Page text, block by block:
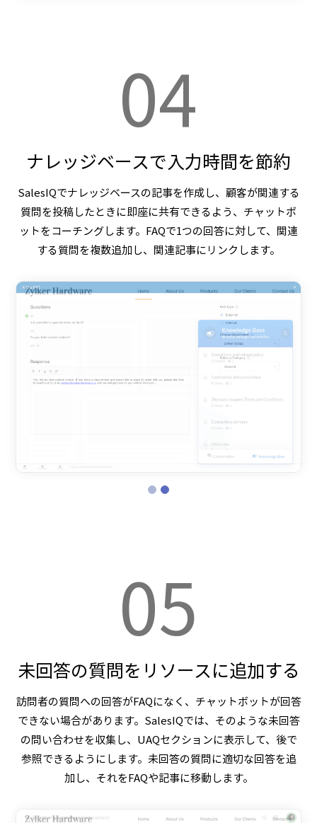
04
ナレッジベースで入力時間を節約
SalesIQでナレッジベースの記事を作成し、顧客が関連する
質問を投稿したときに即座に共有できるよう、チャットボ
ットをコーチングします。FAQで1つの回答に対して、関連
する質問を複数追加し、関連記事にリンクします。
05
未回答の質問をリソースに追加する
訪問者の質問への回答がFAQになく、チャットボットが回答
できない場合があります。SalesIQでは、そのような未回答
の問い合わせを収集し、UAQセクションに表示して、後で
参照できるようにします。未回答の質問に適切な回答を追
加し、それをFAQや記事に移動します。